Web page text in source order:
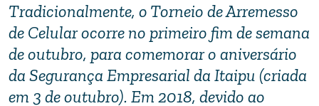
Tradicionalmente, o Torneio de Arremesso
de Celular ocorre no primeiro fim de semana
de outubro, para comemorar o aniversário
da Segurança Empresarial da Itaipu (criada
em 3 de outubro). Em 2018, devido ao